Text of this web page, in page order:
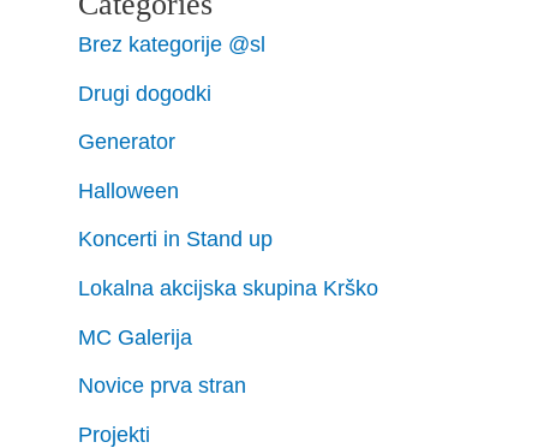
Brez kategorije @sl
Drugi dogodki
Generator
Halloween
Koncerti in Stand up
Lokalna akcijska skupina Krško
MC Galerija
Novice prva stran
Projekti